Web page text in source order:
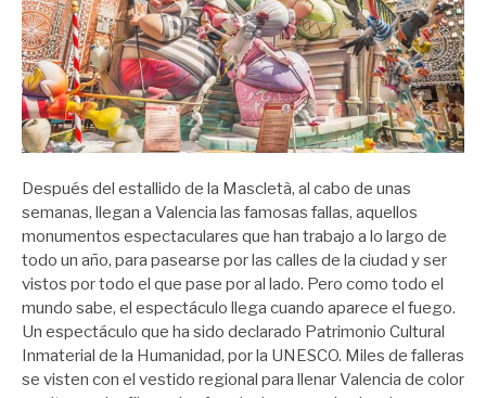
Después del estallido de la Mascletà, al cabo de unas
semanas, llegan a Valencia las famosas fallas, aquellos
monumentos espectaculares que han trabajo a lo largo de
todo un año, para pasearse por las calles de la ciudad y ser
vistos por todo el que pase por al lado. Pero como todo el
mundo sabe, el espectáculo llega cuando aparece el fuego.
Un espectáculo que ha sido declarado Patrimonio Cultural
Inmaterial de la Humanidad, por la UNESCO. Miles de falleras
se visten con el vestido regional para llenar Valencia de color